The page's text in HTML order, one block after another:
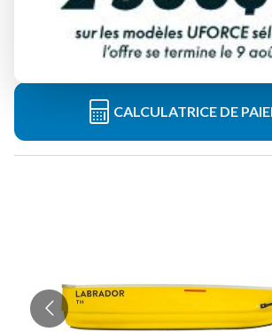
À partir de
1 849 $
CALCULATRICE DE